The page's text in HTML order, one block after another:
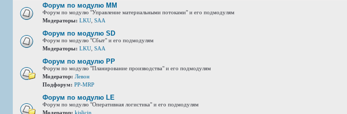
Форум по модулю ММ
Форум по модулю "Управление материальными потоками" и его подмодулям
Модераторы: LKU SAA
Форум по модулю SD
Форум по модулю "Сбыт" и его подмодулям
Модераторы: LKU SAA
Форум по модулю РР
Форум по модулю "Планирование производства" и его подмодулям
Модератор: Левон
Подфорум: PP-MRP
Форум по модулю LE
Форум по модулю "Оперативная логистика" и его подмодулям
Модератор: kislicin